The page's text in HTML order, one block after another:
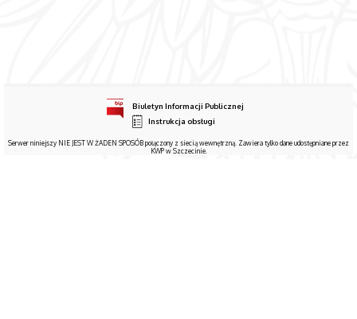
Biuletyn Informacji Publicznej
Instrukcja obsługi
Serwer niniejszy NIE JEST W ŻADEN SPOSÓB połączony z siecią wewnętrzną. Zawiera tylko dane udostępniane przez
KWP w Szczecinie.